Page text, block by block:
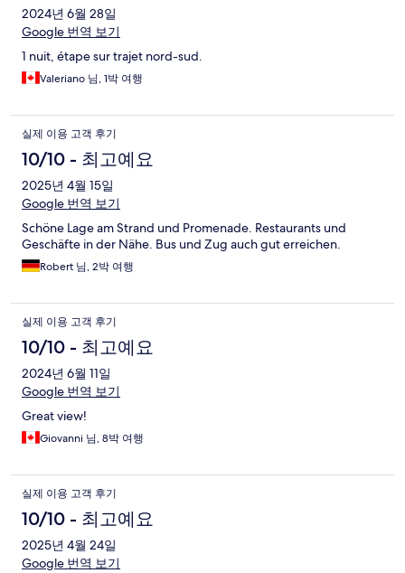
2024년 6월 28일
Google 번역 보기
1 nuit, étape sur trajet nord-sud.
Valeriano 님, 1박 여행
실제 이용 고객 후기
10/10 - 최고예요
2025년 4월 15일
Google 번역 보기
Schöne Lage am Strand und Promenade. Restaurants und
Geschäfte in der Nähe. Bus und Zug auch gut erreichen.
Robert 님, 2박 여행
실제 이용 고객 후기
10/10 - 최고예요
2024년 6월 11일
Google 번역 보기
Great view!
Giovanni 님, 8박 여행
실제 이용 고객 후기
10/10 - 최고예요
2025년 4월 24일
Google 번역 보기